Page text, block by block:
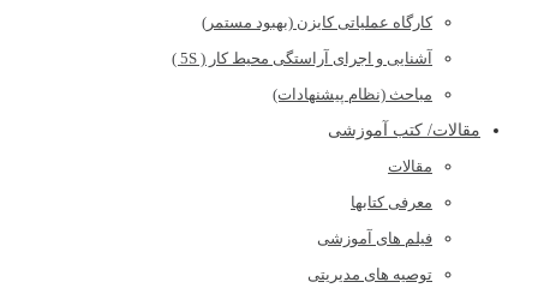
کارگاه عملیاتی کایزن (بهبود مستمر)
آشنایی و اجرای آراستگی محیط کار ( 5S )
مباحث (نظام پیشنهادات)
مقالات/ کتب آموزشی
مقالات
معرفی کتابها
فیلم های آموزشی
توصیه های مدیریتی